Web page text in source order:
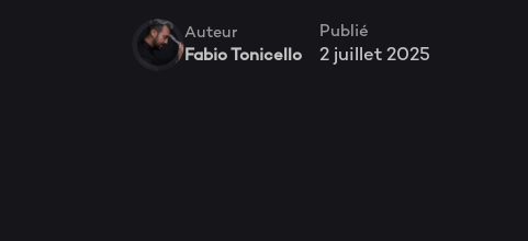
Auteur
Fabio Tonicello
Publié
2 juillet 2025